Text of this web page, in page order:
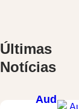
s
a
Últimas
Notícias
Aud